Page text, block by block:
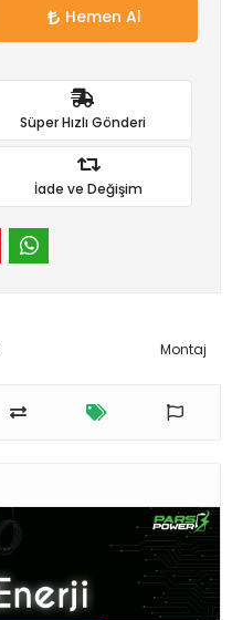
Hemen Al
Süper Hızlı Gönderi
İade ve Değişim
Montaj